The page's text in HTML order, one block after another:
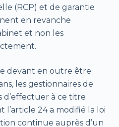
(RCP) et de garantie
en revanche
et non les
devant en outre être
les gestionnaires de
à ce titre
l’article 24 a modifié la loi
continue auprès d’un